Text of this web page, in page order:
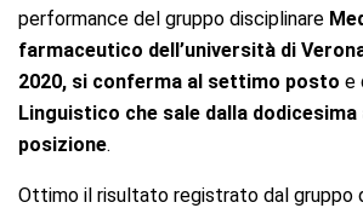
performance del gruppo disciplinare
farmaceutico dell’università di
2020, si conferma al settimo posto e
Linguistico che sale dalla dodicesima
posizione.
Ottimo il risultato registrato dal gruppo